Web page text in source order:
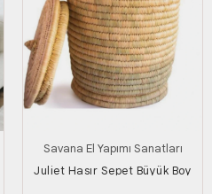
Savana El Yapımı Sanatları
Juliet Hasır Sepet Büyük Boy